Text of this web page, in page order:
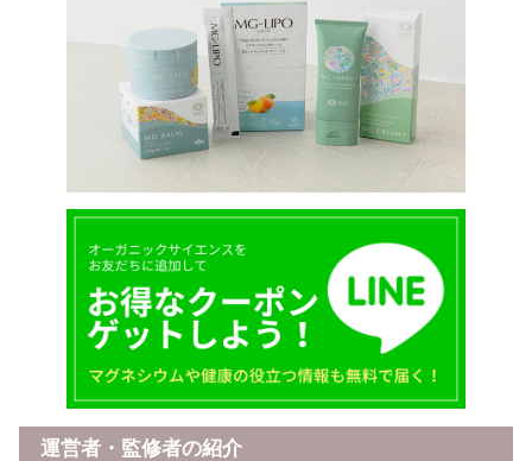
運営者・監修者の紹介